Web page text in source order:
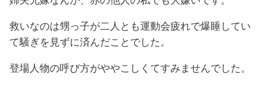
救いなのは甥っ子が二人とも運動会疲れで爆睡してい
て騒ぎを見ずに済んだことでした。
登場人物の呼び方がややこしくてすみませんでした。